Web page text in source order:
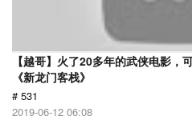
【越哥】火了20多年的武侠电影，
《新龙门客栈》
# 531
2019-06-12 06:08